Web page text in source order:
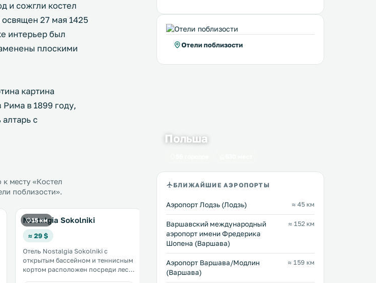
и сожгли костел
27 мая 1425
интерьер был
плоскими
картина
в 1899 году,
с
месту «Костел
поблизости».
15 км
Nostalgia Sokolniki
≈ 29 $
Отель Nostalgia Sokolniki с
открытым бассейном и теннисным
кортом расположен посреди леса
27 км
La Rocca
≈ 43 $
Отель La Rocca с бесплатным Wi-Fi
и принадлежностями для барбекю
расположен в городе
Александрув-Лудзкий. На
27 км
Pelikan
Отель Pelikan
300 метрах от центра
Отели поблизости
Польша
БЛИЖАЙШИЕ АЭРОПОРТЫ
Аэропорт Лодзь (Лодзь) ≈ 45 км
Варшавский международный
аэропорт имени Фредерика
Шопена (Варшава)
≈ 152 км
Аэропорт Варшава/Модлин
(Варшава)
≈ 159 км